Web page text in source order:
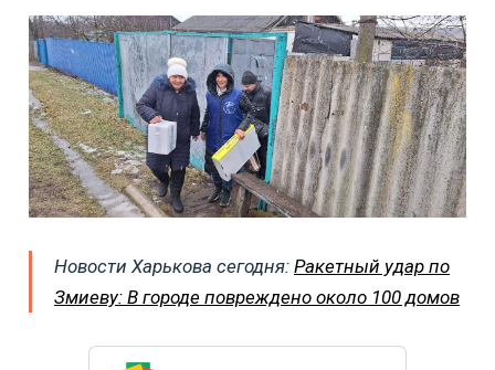
Новости Харькова сегодня: Ракетный удар по
Змиеву: В городе повреждено около 100 домов